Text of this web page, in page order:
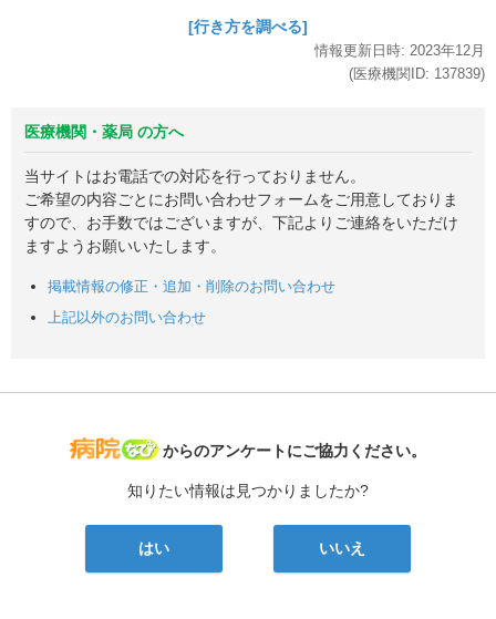
[行き方を調べる]
情報更新日時: 2023年12月
(医療機関ID: 137839)
医療機関・薬局 の方へ
当サイトはお電話での対応を行っておりません。
ご希望の内容ごとにお問い合わせフォームをご用意しておりま
すので、お手数ではございますが、下記よりご連絡をいただけ
ますようお願いいたします。
掲載情報の修正・追加・削除のお問い合わせ
上記以外のお問い合わせ
病院なび
からのアンケートにご協力ください。
知りたい情報は見つかりましたか?
はい いいえ